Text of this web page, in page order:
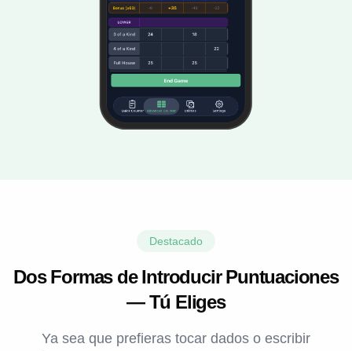
Destacado
Dos Formas de Introducir Puntuaciones
— Tú Eliges
Ya sea que prefieras tocar dados o escribir